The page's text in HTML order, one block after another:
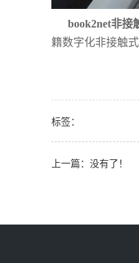
book2net非接
籍数字化非接触
标签：
上一篇：没有了！